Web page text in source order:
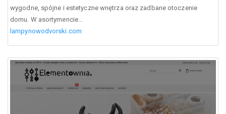
wygodne, spójne i estetyczne wnętrza oraz zadbane otoczenie
domu. W asortymencie…
lampynowodvorski.com